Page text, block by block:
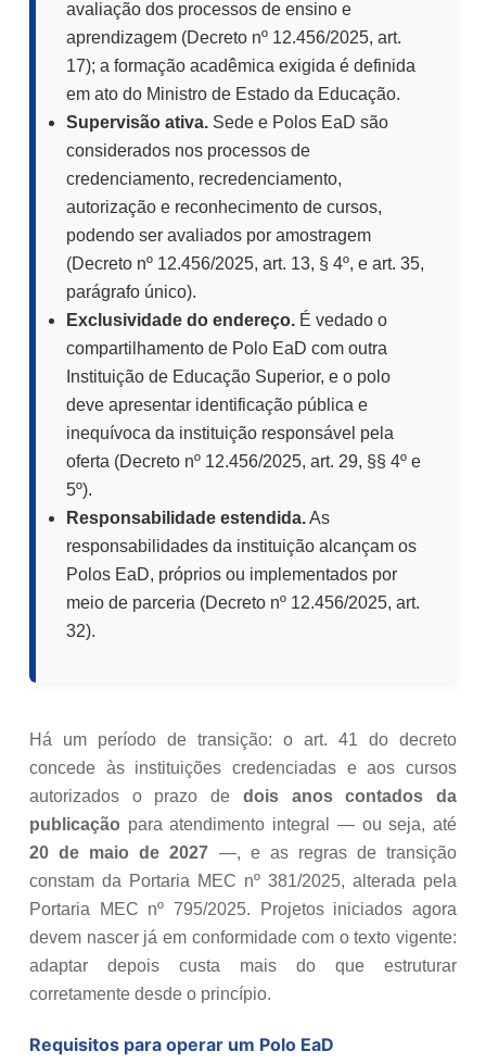
avaliação dos processos de ensino e
aprendizagem (Decreto nº 12.456/2025, art.
17); a formação acadêmica exigida é definida
em ato do Ministro de Estado da Educação.
Supervisão ativa. Sede e Polos EaD são
considerados nos processos de
credenciamento, recredenciamento,
autorização e reconhecimento de cursos,
podendo ser avaliados por amostragem
(Decreto nº 12.456/2025, art. 13, § 4º, e art. 35,
parágrafo único).
Exclusividade do endereço. É vedado o
compartilhamento de Polo EaD com outra
Instituição de Educação Superior, e o polo
deve apresentar identificação pública e
inequívoca da instituição responsável pela
oferta (Decreto nº 12.456/2025, art. 29, §§ 4º e
5º).
Responsabilidade estendida.As
responsabilidades da instituição alcançam os
Polos EaD, próprios ou implementados por
meio de parceria (Decreto nº 12.456/2025, art.
32).
Há um período de transição: o art. 41 do decreto
concede às instituições credenciadas e aos cursos
autorizados o prazo de dois anos contados da
publicação para atendimento integral — ou seja, até
20 de maio de 2027 —, e as regras de transição
constam da Portaria MEC nº 381/2025, alterada pela
Portaria MEC nº 795/2025. Projetos iniciados agora
devem nascer já em conformidade com o texto vigente:
adaptar depois custa mais do que estruturar
corretamente desde o princípio.
Requisitos para operar um Polo EaD